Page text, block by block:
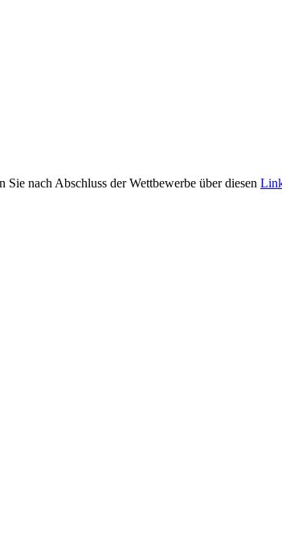
nach Abschluss der Wettbewerbe über diesen